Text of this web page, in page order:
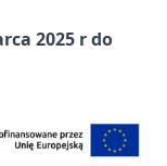
2025 r do